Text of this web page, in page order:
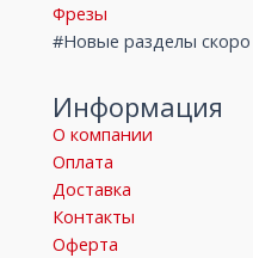
Фрезы
#Новые разделы скоро
Информация
О компании
Оплата
Доставка
Контакты
Оферта